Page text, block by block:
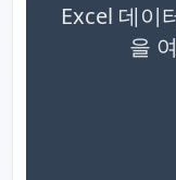
Excel 데이
을